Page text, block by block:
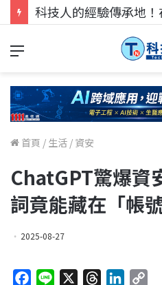
首頁 / 生活 / 資安
ChatGPT驚爆資
詞竟能藏在「帳
2025-08-27